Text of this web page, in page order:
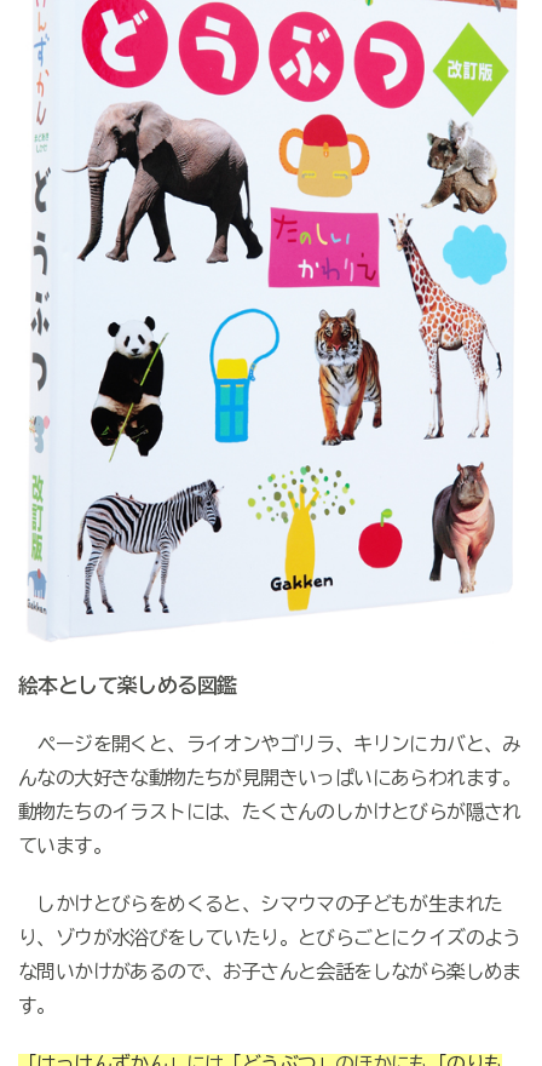
絵本として楽しめる図鑑
ページを開くと、ライオンやゴリラ、キリンにカバと、み
んなの大好きな動物たちが見開きいっぱいにあらわれます。
動物たちのイラストには、たくさんのしかけとびらが隠され
ています。
しかけとびらをめくると、シマウマの子どもが生まれた
り、ゾウが水浴びをしていたり。とびらごとにクイズのよう
な問いかけがあるので、お子さんと会話をしながら楽しめま
す。